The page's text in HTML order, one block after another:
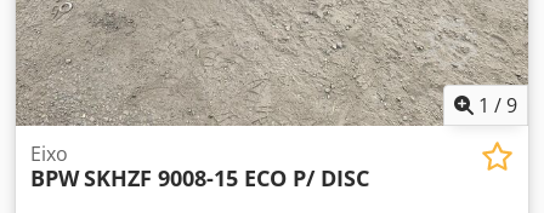
1 /9
Eixo
BPWSKHZF 9008-15 ECO P/ DISC